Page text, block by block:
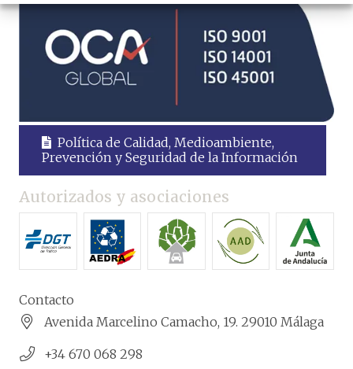
Política de Calidad, Medioambiente,
Prevención y Seguridad de la Información
Autorizados y asociaciones
Contacto
Avenida Marcelino Camacho, 19. 29010 Málaga
+34 670 068 298